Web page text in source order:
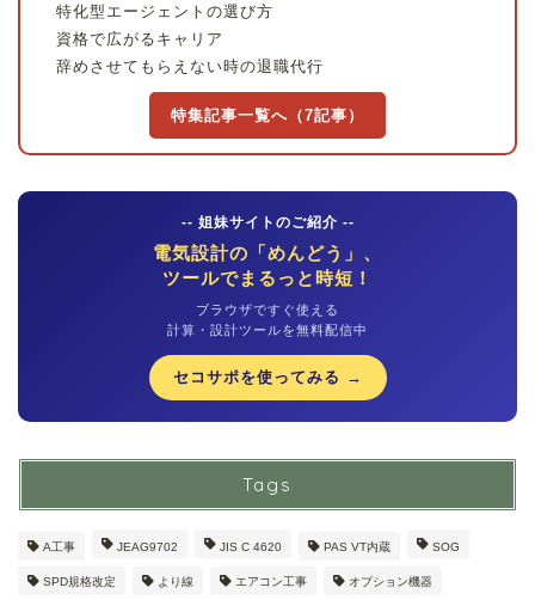
特化型エージェントの選び方
資格で広がるキャリア
辞めさせてもらえない時の退職代行
特集記事一覧へ（7記事）
-- 姐妹サイトのご紹介 --
電気設計の「めんどう」、
ツールでまるっと時短！
ブラウザですぐ使える
計算・設計ツールを無料配信中
セコサポを使ってみる →
Tags
A工事 JEAG9702 JIS C 4620 PAS VT内蔵 SOG
SPD規格改定 より線 エアコン工事 オプション機器